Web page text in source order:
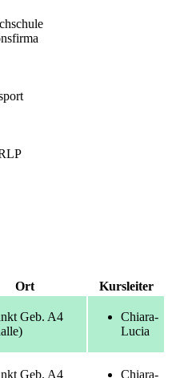
Ort Kursleiter
Geb. A4
Chiara-
Lucia
Geb. A4
Chiara-